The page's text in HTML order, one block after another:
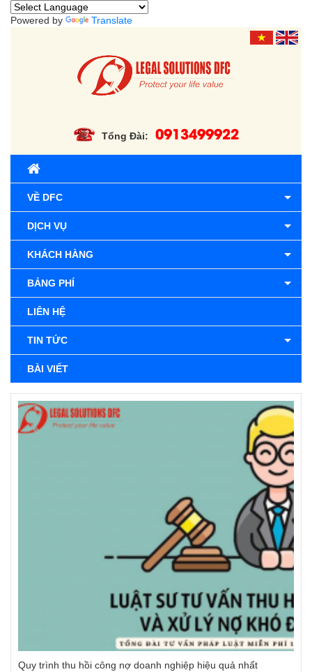
Powered by Translate
Tổng Đài: 0913499922
VỀ DFC
DỊCH VỤ
KHÁCH HÀNG
BẢNG PHÍ
LIÊN HỆ
TIN TỨC
BÀI VIẾT
Quy trình thu hồi công nợ doanh nghiệp hiệu quả nhất